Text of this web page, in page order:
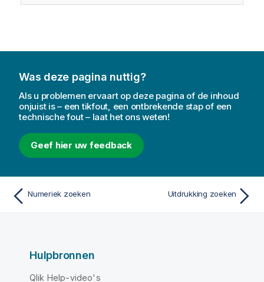
Was deze pagina nuttig?
Als u problemen ervaart op deze pagina of de inhoud
onjuist is – een tikfout, een ontbrekende stap of een
technische fout – laat het ons weten!
Geef hier uw feedback
Numeriek zoeken Uitdrukking zoeken
Hulpbronnen
Qlik Help-video's